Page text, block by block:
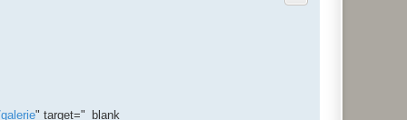
" target="_blank